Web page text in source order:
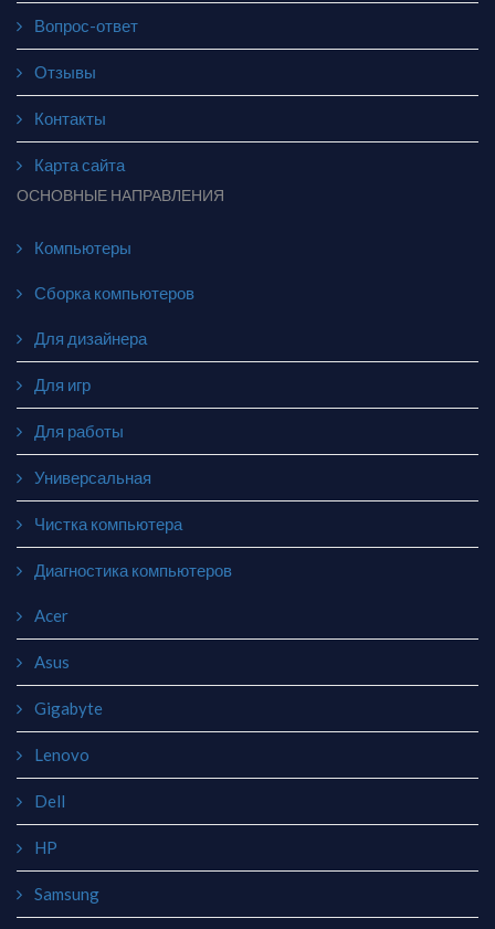
Вопрос-ответ
Отзывы
Контакты
Карта сайта
ОСНОВНЫЕ НАПРАВЛЕНИЯ
Компьютеры
Сборка компьютеров
Для дизайнера
Для игр
Для работы
Универсальная
Чистка компьютера
Диагностика компьютеров
Acer
Asus
Gigabyte
Lenovo
Dell
HP
Samsung